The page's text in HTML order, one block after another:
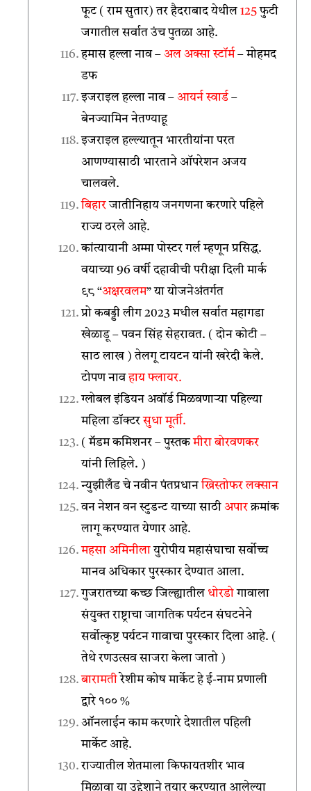
फूट ( राम सुतार) तर हैदराबाद येथील 125फुटी
जगातील सर्वात उंच पुतळा आहे.
हमास हल्ला नाव – अल अक्सा स्टॉर्म– मोहमद
डफ
इजराइल हल्ला नाव – आयर्न स्वार्ड –
बेनज्यामिन नेतण्याहू
इजराइल हल्ल्यातून भारतीयांना परत
आणण्यासाठी भारताने ऑपरेशन अजय
चालवले.
बिहारजातीनिहाय जनगणना करणारे पहिले
राज्य ठरले आहे.
कांत्यायानी अम्मा पोस्टर गर्ल म्हणून प्रसिद्ध.
वयाच्या 96 वर्षी दहावीची परीक्षा दिली मार्क
९८ “अक्षरवलम” या योजनेअंतर्गत
प्रो कबड्डी लीग 2023 मधील सर्वात महागडा
खेळाडू – पवन सिंह सेहरावत. ( दोन कोटी –
साठ लाख ) तेलगू टायटन यांनी खरेदी केले.
टोपण नावहाय फ्लायर.
ग्लोबल इंडियन अवॉर्ड मिळवणाऱ्या पहिल्या
महिला डॉक्टरसुधा मूर्ती.
( मॅडम कमिशनर – पुस्तकमीरा बोरवणकर
यांनी लिहिले. )
न्युझीलँड चे नवीन पंतप्रधानख्रिस्तोफर लक्सान
वन नेशन वन स्टुडन्ट याच्या साठी अपारक्रमांक
लागू करण्यात येणार आहे.
महसा अमिनीलायुरोपीय महासंघाचा सर्वोच्च
मानव अधिकार पुरस्कार देण्यात आला.
गुजरातच्या कच्छ जिल्ह्यातील धोरडोगावाला
संयुक्त राष्ट्राचा जागतिक पर्यटन संघटनेने
सर्वोत्कृष्ट पर्यटन गावाचा पुरस्कार दिला आहे. (
तेथे रणउत्सव साजरा केला जातो )
बारामतीरेशीम कोष मार्केट हे ई-नाम प्रणाली
द्वारे १०० %
ऑनलाईन काम करणारे देशातील पहिली
मार्केट आहे.
राज्यातील शेतमाला किफायतशीर भाव
मिळावा या उद्देशाने तयार करण्यात आलेल्या